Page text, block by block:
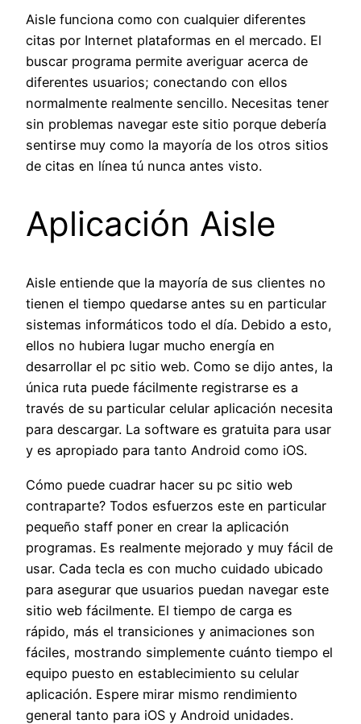
Aisle funciona como con cualquier diferentes
citas por Internet plataformas en el mercado. El
buscar programa permite averiguar acerca de
diferentes usuarios; conectando con ellos
normalmente realmente sencillo. Necesitas tener
sin problemas navegar este sitio porque debería
sentirse muy como la mayoría de los otros sitios
de citas en línea tú nunca antes visto.
Aplicación Aisle
Aisle entiende que la mayoría de sus clientes no
tienen el tiempo quedarse antes su en particular
sistemas informáticos todo el día. Debido a esto,
ellos no hubiera lugar mucho energía en
desarrollar el pc sitio web. Como se dijo antes, la
única ruta puede fácilmente registrarse es a
través de su particular celular aplicación necesita
para descargar. La software es gratuita para usar
y es apropiado para tanto Android como iOS.
Cómo puede cuadrar hacer su pc sitio web
contraparte? Todos esfuerzos este en particular
pequeño staff poner en crear la aplicación
programas. Es realmente mejorado y muy fácil de
usar. Cada tecla es con mucho cuidado ubicado
para asegurar que usuarios puedan navegar este
sitio web fácilmente. El tiempo de carga es
rápido, más el transiciones y animaciones son
fáciles, mostrando simplemente cuánto tiempo el
equipo puesto en establecimiento su celular
aplicación. Espere mirar mismo rendimiento
general tanto para iOS y Android unidades.